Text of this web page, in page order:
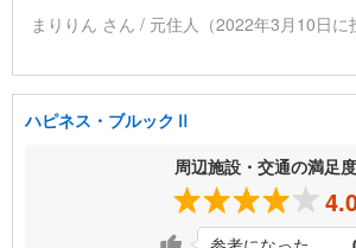
まりりん さん / 元住人（2022年3月10日に
ハピネス・ブルックⅡ
周辺施設・交通の満足度